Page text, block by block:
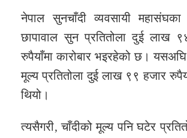
नेपाल सुनचाँदी व्यवसायी
छापावाल सुन प्रतितोला दुई लाख
रुपैयाँमा कारोबार भइरहेको छ।
मूल्य प्रतितोला दुई लाख ९९ हजार
थियो।
त्यसैगरी, चाँदीको मूल्य पनि घटेर